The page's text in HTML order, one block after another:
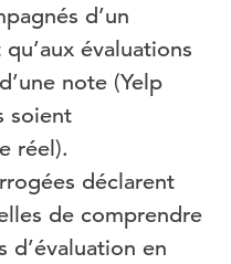
d’un
évaluations
note (Yelp
soient
réel).
déclarent
de comprendre
d’évaluation en